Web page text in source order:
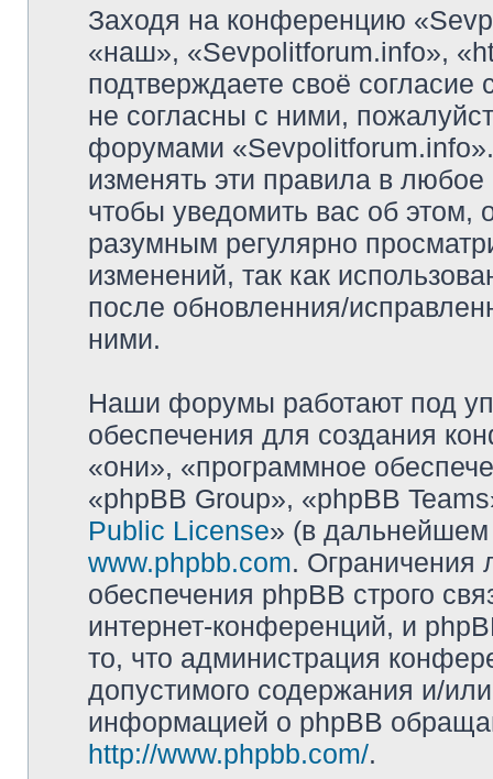
Заходя на конференцию
«наш», «Sevpolitforum.info»,
подтверждаете своё
не согласны с ними,
форумами
изменять эти правила в
чтобы уведомить вас об
разумным регулярно
изменений, так как
после обновленния/
ними.
Наши форумы работают под
обеспечения для создания
«они», «программное
«phpBB Group», «phpBB
Public License» (в дальнейшем
www.phpbb.com. Ограничения
обеспечения phpBB строго
интернет-конференций, и
то, что администрация
допустимого содержания и/
информацией о phpBB
http://www.phpbb.com/.